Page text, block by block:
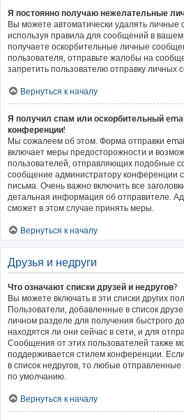
Я постоянно получаю нежелательные
Вы можете автоматически удалять личные
используя правила для сообщений в
получаете оскорбительные личные
пользователя, отправьте жалобы на
запретить пользователю отправку личных
Вернуться к началу
Я получил спам или оскорбительный
конференции!
Мы сожалеем об этом. Форма отправки
включает меры предосторожности и
пользователей, отправляющих подобные
сообщение администратору конференции
письма. Очень важно включить все
детальная информация об отправителе.
сможет в этом случае принять меры.
Вернуться к началу
Друзья и недруги
Что означают списки друзей и недругов?
Вы можете включать в эти списки других
Пользователи, добавленные в список
личном разделе для получения быстрого
находятся ли они сейчас в сети, и для
Сообщения от этих пользователей также
поддерживается стилем конференции.
в список недругов, то любые
по умолчанию.
Вернуться к началу